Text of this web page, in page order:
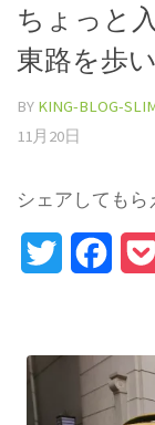
ちょっと
東路を歩
BY KING-BLOG-
11月20日
シェアしてもら
Twitter